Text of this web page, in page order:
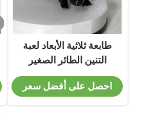
طابعة ثلاثية الأبعاد لعبة
التنين الطائر الصغير
احصل على أفضل سعر